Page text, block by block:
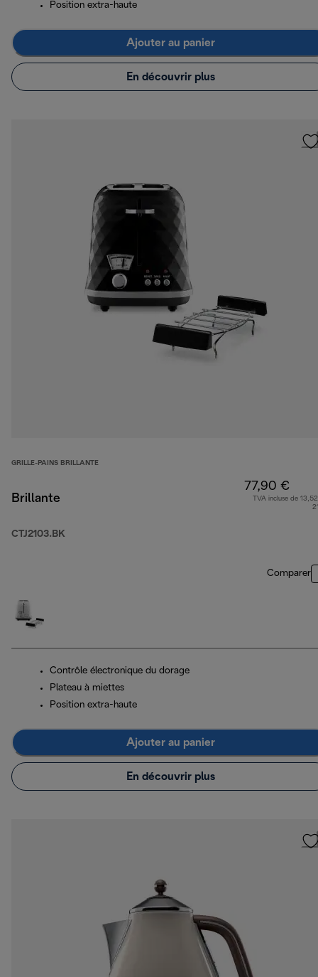
Position extra-haute
Ajouter au panier
En découvrir plus
GRILLE-PAINS BRILLANTE
Brillante
CTJ2103.BK
77,90 €
TVA incluse de
Comparer
Contrôle électronique du dorage
Plateau à miettes
Position extra-haute
Ajouter au panier
En découvrir plus